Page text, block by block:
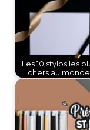
Les 10 stylos les
chers au monde